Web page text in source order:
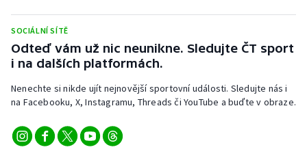
SOCIÁLNÍ SÍTĚ
Odteď vám už nic neunikne. Sledujte ČT sport
i na dalších platformách.
Nenechte si nikde ujít nejnovější sportovní události. Sledujte nás i
na Facebooku, X, Instagramu, Threads či YouTube a buďte v obraze.